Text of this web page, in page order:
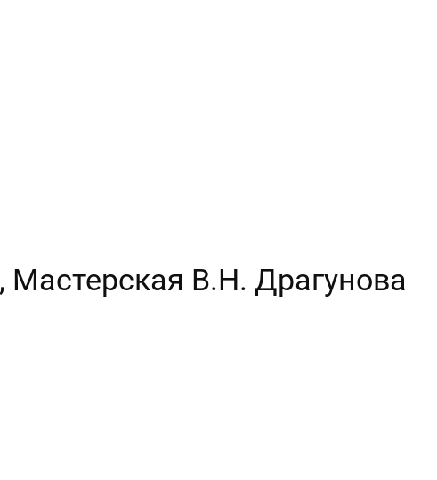
, Мастерская В.Н. Драгунова